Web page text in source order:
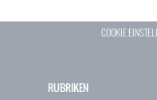
COOKIE
RUBRIKEN